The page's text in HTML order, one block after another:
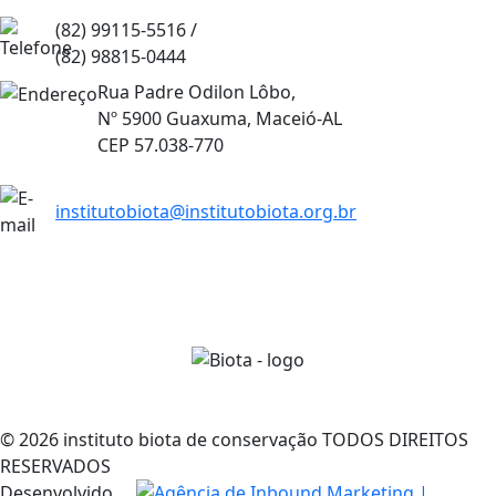
(82) 99115-5516 /
(82) 98815-0444
Rua Padre Odilon Lôbo,
Nº 5900 Guaxuma, Maceió-AL
CEP 57.038-770
institutobiota@institutobiota.org.br
© 2026 instituto biota de conservação TODOS DIREITOS
RESERVADOS